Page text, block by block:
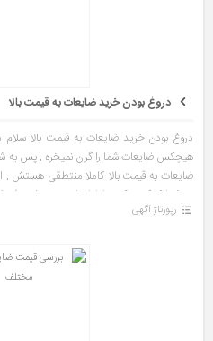
دروغ بودن خرید ضایعات به قیمت بالا
دروغ بودن خرید ضایعات به قیمت بالا سلام
هیچکس ضایعات شما را گران نمیخره , پس به
ضایعات به قیمت بالا کاملا منتطقی هستش ,
به شما کمک میکنم تا ضایعات خود را به
ضایعاتی کهن ضایعات در زمینه خریدار ضایعات
رپورتاژ آگهی